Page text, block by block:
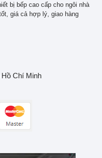
bị bếp cao cấp cho ngôi nhà
giá cả hợp lý, giao hàng
Chí Minh